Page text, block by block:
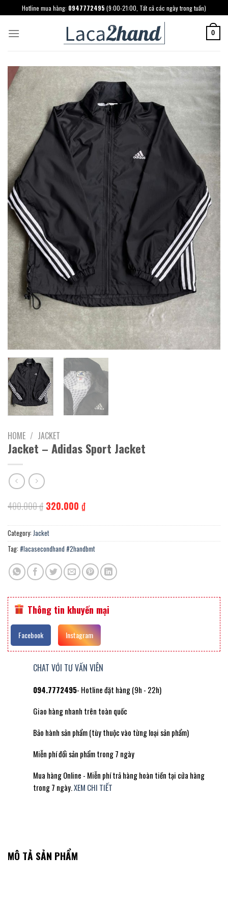
to
content
Hotline mua hàng: 0947772495 (9:00-21:00, Tất cả các ngày trong tuần)
0
HOME / JACKET
Jacket – Adidas Sport Jacket
400.000₫
Original
price
400.000 ₫.
320.000₫
Current
price
320.000 ₫.
Category: Jacket
Tag: #lacasecondhand #2handbmt
Thông tin khuyến mại
Facebook Instagram
CHAT VỚI TƯ VẤN VIÊN
094.7772495- Hotline đặt hàng (9h - 22h)
Giao hàng nhanh trên toàn quốc
Bảo hành sản phẩm (tùy thuộc vào từng loại sản phẩm)
Miễn phí đổi sản phẩm trong 7 ngày
Mua hàng Online - Miễn phí trả hàng hoàn tiền tại cửa hàng
trong 7 ngày.XEM CHI TIẾT
MÔ TẢ SẢN PHẨM